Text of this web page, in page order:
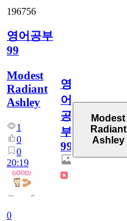
196756
영어공부
99
Modest
Radiant
Ashley
1
0
0
20:19
0
영
어
공
부
99
Modest
Radiant
Ashley